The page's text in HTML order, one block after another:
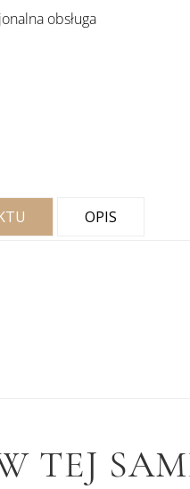
obsługa
OPIS
TEJ